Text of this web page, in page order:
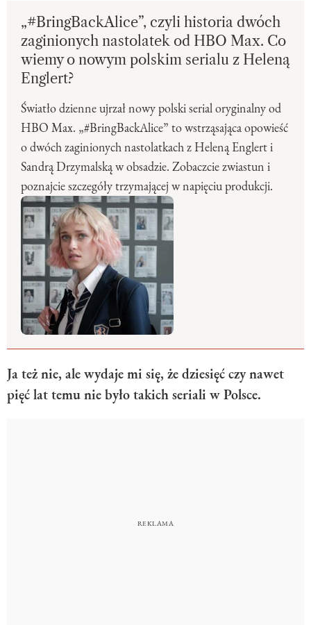
„#BringBackAlice”, czyli historia dwóch
zaginionych nastolatek od HBO Max. Co
wiemy o nowym polskim serialu z Heleną
Englert?
Światło dzienne ujrzał nowy polski serial oryginalny od
HBO Max. „#BringBackAlice” to wstrząsająca opowieść
o dwóch zaginionych nastolatkach z Heleną Englert i
Sandrą Drzymalską w obsadzie. Zobaczcie zwiastun i
poznajcie szczegóły trzymającej w napięciu produkcji.
Ja też nie, ale wydaje mi się, że dziesięć czy nawet
pięć lat temu nie było takich seriali w Polsce.